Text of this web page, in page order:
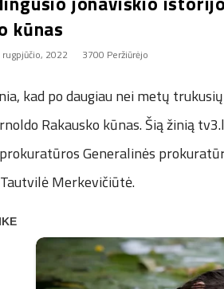
kūnas
rugpjūčio, 2022 3700 Peržiūrėjo
kad po daugiau nei metų
Rakausko kūnas. Šią žinią
Generalinės
Merkevičiūtė.